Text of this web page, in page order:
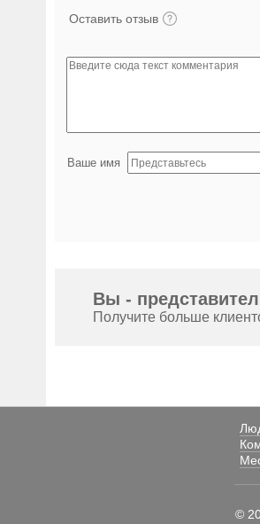
Оставить отзыв
Ваше имя
Вы -
Получите больше
©